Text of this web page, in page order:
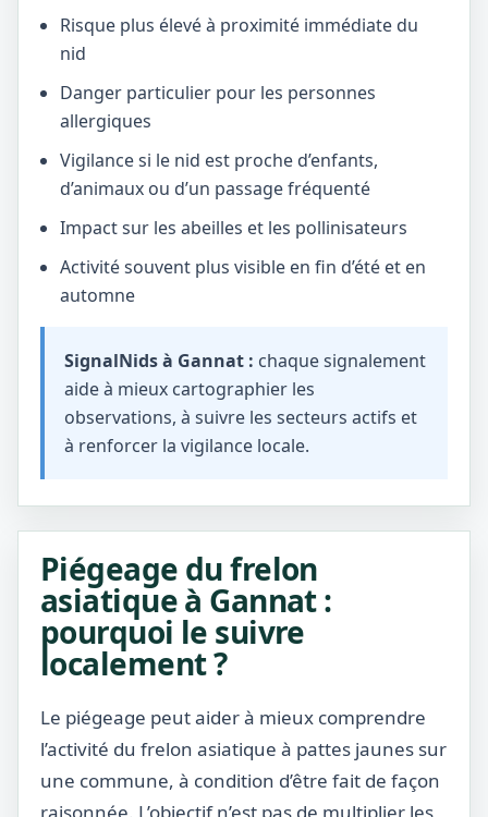
Risque plus élevé à proximité immédiate du
nid
Danger particulier pour les personnes
allergiques
Vigilance si le nid est proche d’enfants,
d’animaux ou d’un passage fréquenté
Impact sur les abeilles et les pollinisateurs
Activité souvent plus visible en fin d’été et en
automne
SignalNids à Gannat : chaque signalement
aide à mieux cartographier les
observations, à suivre les secteurs actifs et
à renforcer la vigilance locale.
Piégeage du frelon
asiatique à Gannat :
pourquoi le suivre
localement ?
Le piégeage peut aider à mieux comprendre
l’activité du frelon asiatique à pattes jaunes sur
une commune, à condition d’être fait de façon